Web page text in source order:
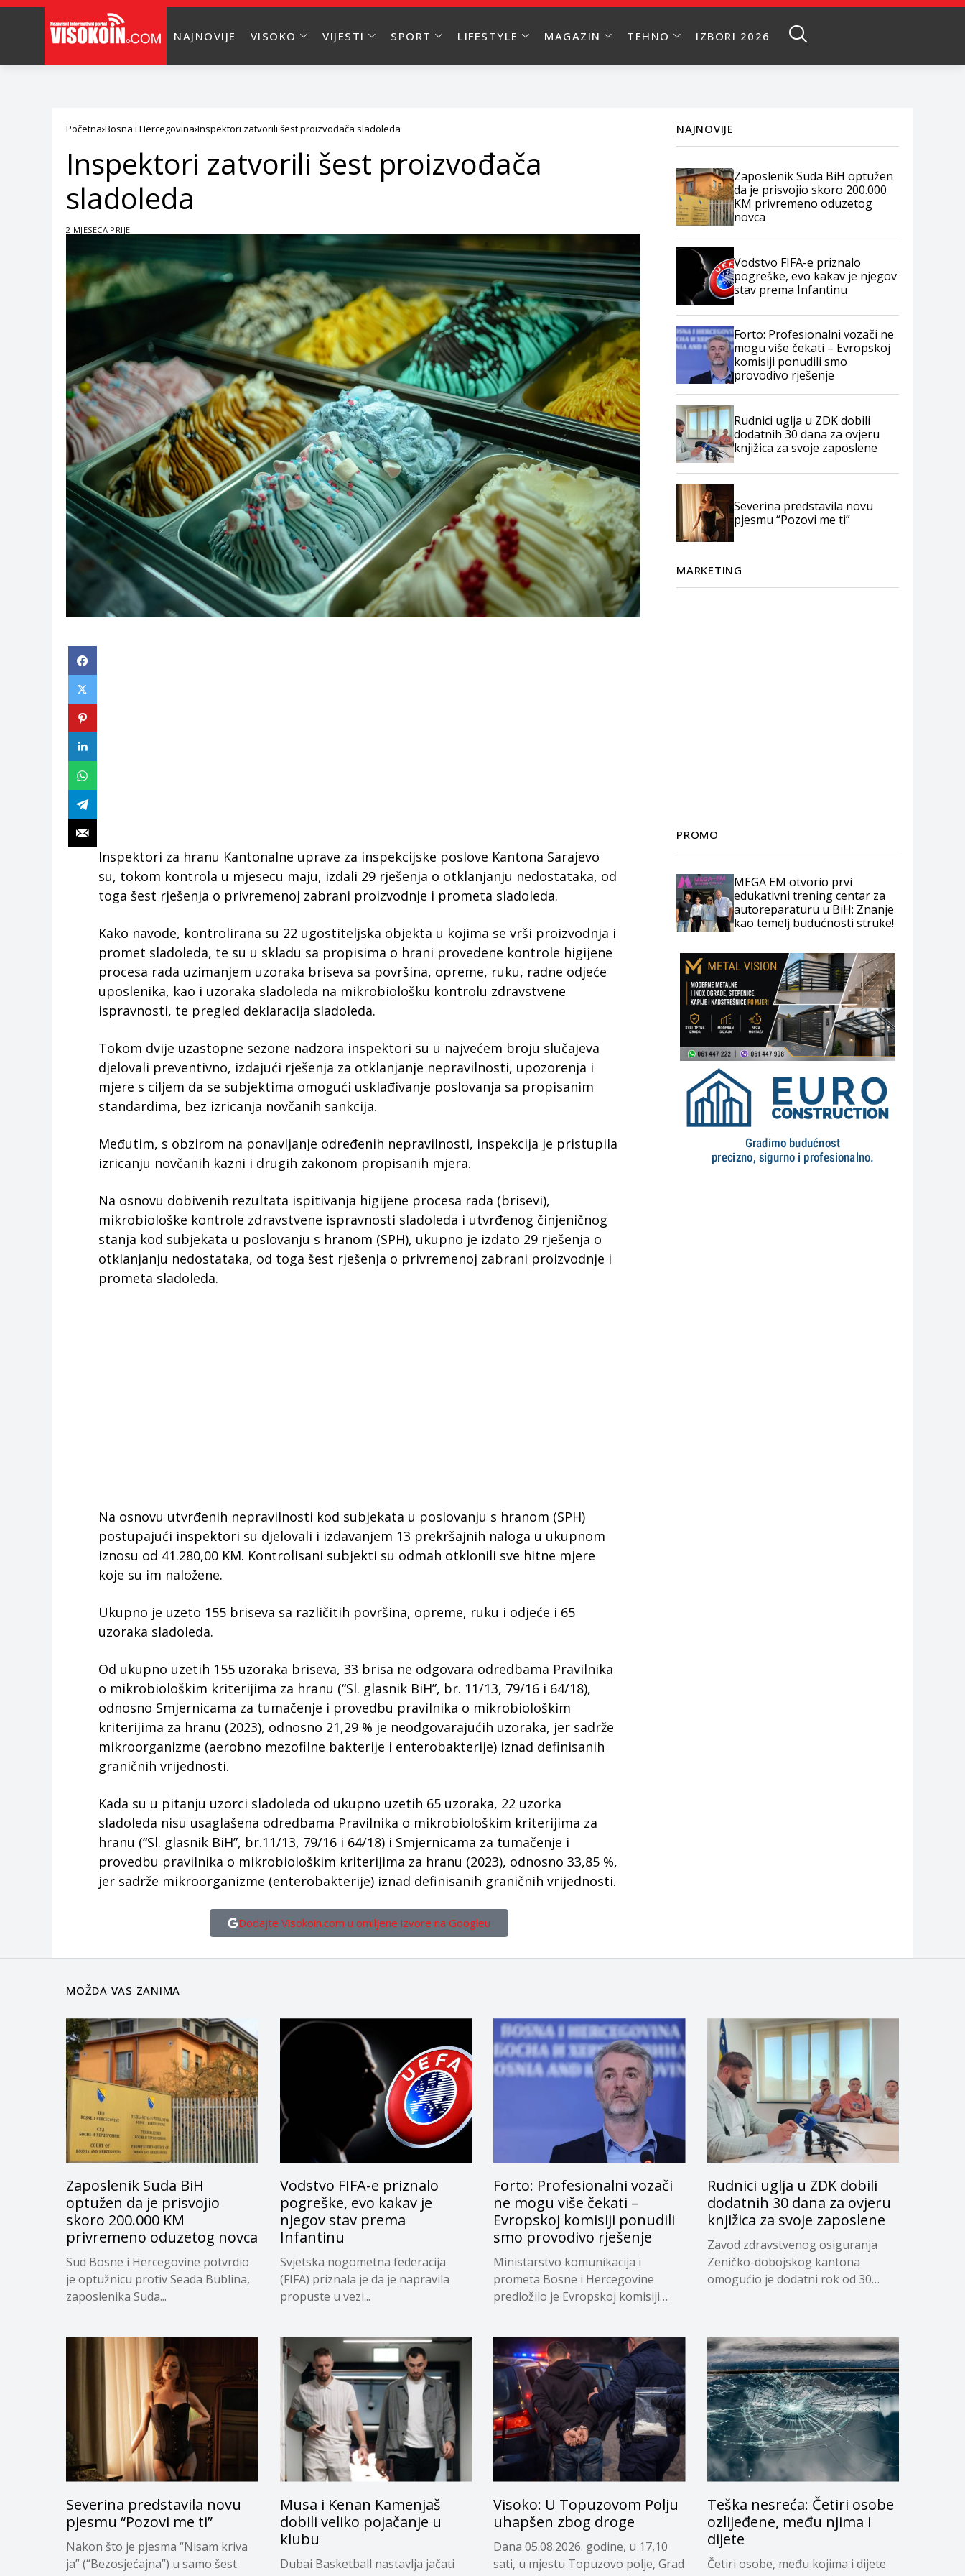
NAJNOVIJE VISOKO VIJESTI SPORT LIFESTYLE MAGAZIN TEHNO IZBORI 2026
Početna Bosna i Hercegovina Inspektori zatvorili šest proizvođača sladoleda
Inspektori zatvorili šest proizvođača
sladoleda
2 MJESECA PRIJE
Inspektori za hranu Kantonalne uprave za inspekcijske poslove Kantona Sarajevo
su, tokom kontrola u mjesecu maju, izdali 29 rješenja o otklanjanju nedostataka, od
toga šest rješenja o privremenoj zabrani proizvodnje i prometa sladoleda.
Kako navode, kontrolirana su 22 ugostiteljska objekta u kojima se vrši proizvodnja i
promet sladoleda, te su u skladu sa propisima o hrani provedene kontrole higijene
procesa rada uzimanjem uzoraka briseva sa površina, opreme, ruku, radne odjeće
uposlenika, kao i uzoraka sladoleda na mikrobiološku kontrolu zdravstvene
ispravnosti, te pregled deklaracija sladoleda.
Tokom dvije uzastopne sezone nadzora inspektori su u najvećem broju slučajeva
djelovali preventivno, izdajući rješenja za otklanjanje nepravilnosti, upozorenja i
mjere s ciljem da se subjektima omogući usklađivanje poslovanja sa propisanim
standardima, bez izricanja novčanih sankcija.
Međutim, s obzirom na ponavljanje određenih nepravilnosti, inspekcija je pristupila
izricanju novčanih kazni i drugih zakonom propisanih mjera.
Na osnovu dobivenih rezultata ispitivanja higijene procesa rada (brisevi),
mikrobiološke kontrole zdravstvene ispravnosti sladoleda i utvrđenog činjeničnog
stanja kod subjekata u poslovanju s hranom (SPH), ukupno je izdato 29 rješenja o
otklanjanju nedostataka, od toga šest rješenja o privremenoj zabrani proizvodnje i
prometa sladoleda.
Na osnovu utvrđenih nepravilnosti kod subjekata u poslovanju s hranom (SPH)
postupajući inspektori su djelovali i izdavanjem 13 prekršajnih naloga u ukupnom
iznosu od 41.280,00 KM. Kontrolisani subjekti su odmah otklonili sve hitne mjere
koje su im naložene.
Ukupno je uzeto 155 briseva sa različitih površina, opreme, ruku i odjeće i 65
uzoraka sladoleda.
Od ukupno uzetih 155 uzoraka briseva, 33 brisa ne odgovara odredbama Pravilnika
o mikrobiološkim kriterijima za hranu (“Sl. glasnik BiH”, br. 11/13, 79/16 i 64/18),
odnosno Smjernicama za tumačenje i provedbu pravilnika o mikrobiološkim
kriterijima za hranu (2023), odnosno 21,29 % je neodgovarajućih uzoraka, jer sadrže
mikroorganizme (aerobno mezofilne bakterije i enterobakterije) iznad definisanih
graničnih vrijednosti.
Kada su u pitanju uzorci sladoleda od ukupno uzetih 65 uzoraka, 22 uzorka
sladoleda nisu usaglašena odredbama Pravilnika o mikrobiološkim kriterijima za
hranu (“Sl. glasnik BiH”, br.11/13, 79/16 i 64/18) i Smjernicama za tumačenje i
provedbu pravilnika o mikrobiološkim kriterijima za hranu (2023), odnosno 33,85 %,
jer sadrže mikroorganizme (enterobakterije) iznad definisanih graničnih vrijednosti.
Dodajte Visokoin.com u omiljene izvore na Googleu
NAJNOVIJE
Zaposlenik Suda BiH optužen
da je prisvojio skoro 200.000
KM privremeno oduzetog
novca
Vodstvo FIFA-e priznalo
pogreške, evo kakav je njegov
stav prema Infantinu
Forto: Profesionalni vozači ne
mogu više čekati – Evropskoj
komisiji ponudili smo
provodivo rješenje
Rudnici uglja u ZDK dobili
dodatnih 30 dana za ovjeru
knjižica za svoje zaposlene
Severina predstavila novu
pjesmu “Pozovi me ti”
MARKETING
PROMO
MEGA EM otvorio prvi
edukativni trening centar za
autoreparaturu u BiH: Znanje
kao temelj budućnosti struke!
MOŽDA VAS ZANIMA
Zaposlenik Suda BiH
optužen da je prisvojio
skoro 200.000 KM
privremeno oduzetog novca
Sud Bosne i Hercegovine potvrdio
je optužnicu protiv Seada Bublina,
zaposlenika Suda...
Vodstvo FIFA-e priznalo
pogreške, evo kakav je
njegov stav prema
Infantinu
Svjetska nogometna federacija
(FIFA) priznala je da je napravila
propuste u vezi...
Forto: Profesionalni vozači
ne mogu više čekati –
Evropskoj komisiji ponudili
smo provodivo rješenje
Ministarstvo komunikacija i
prometa Bosne i Hercegovine
predložilo je Evropskoj komisiji
Rudnici uglja u ZDK dobili
dodatnih 30 dana za ovjeru
knjižica za svoje zaposlene
Zavod zdravstvenog osiguranja
Zeničko-dobojskog kantona
omogućio je dodatni rok od 30
Severina predstavila novu
pjesmu “Pozovi me ti”
Nakon što je pjesma “Nisam kriva
ja” (“Bezosjećajna”) u samo šest
Musa i Kenan Kamenjaš
dobili veliko pojačanje u
klubu
Dubai Basketball nastavlja jačati
Visoko: U Topuzovom Polju
uhapšen zbog droge
Dana 05.08.2026. godine, u 17,10
sati, u mjestu Topuzovo polje, Grad
Teška nesreća: Četiri osobe
ozlijeđene, među njima i
dijete
Četiri osobe, među kojima i dijete